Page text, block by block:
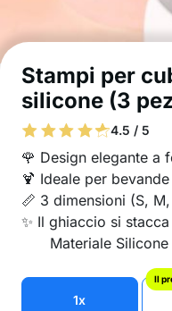
Stampi per
silicone (3
4.5 / 5
🌹 Design elegante a
🍹 Ideale per
📏 3 dimensioni (S,
✨ Il ghiaccio si
Materiale Silicone
1x
Il